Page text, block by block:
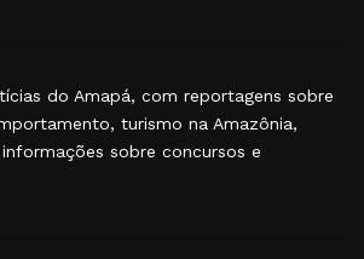
do Amapá, com reportagens sobre
turismo na Amazônia,
sobre concursos e